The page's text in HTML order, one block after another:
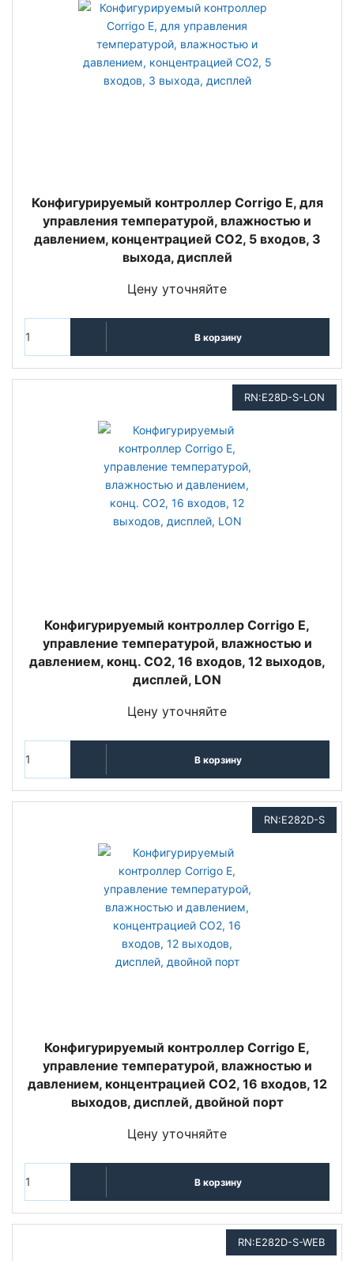
Конфигурируемый контроллер Corrigo E, для
управления температурой, влажностью и
давлением, концентрацией СО2, 5 входов, 3
выхода, дисплей
Цену уточняйте
В корзину
RN:E28D-S-LON
Конфигурируемый контроллер Corrigo E,
управление температурой, влажностью и
давлением, конц. СО2, 16 входов, 12 выходов,
дисплей, LON
Цену уточняйте
В корзину
RN:E282D-S
Конфигурируемый контроллер Corrigo E,
управление температурой, влажностью и
давлением, концентрацией СО2, 16 входов, 12
выходов, дисплей, двойной порт
Цену уточняйте
В корзину
RN:E282D-S-WEB